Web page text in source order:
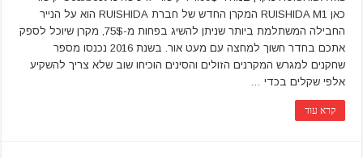
כאן RUISHIDA M1 המקרן החדש של חברת RUISHIDA הוא על הנייר
החבילה המשתלמת ביותר שניתן להשיג בפחות מ-75$, מקרן שיוכל לספק
אתכם בחדר חשוך למחצה עם מעט אור. בשנת 2016 נכנסו מספר
שחקנים למגרש המקרנים הזולים והסינים הוכיחו שוב שלא צריך להשקיע
אלפי שקלים בכדי …
קרא עוד